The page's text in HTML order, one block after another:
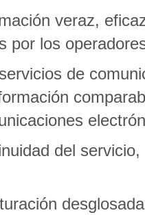
veraz,
por los
de
del